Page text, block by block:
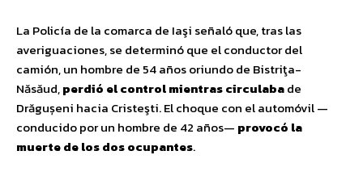
La Policía de la comarca de Iaşi señaló que, tras las
averiguaciones, se determinó que el conductor del
camión, un hombre de 54 años oriundo de Bistriţa-
Năsăud,perdió el control mientras circulabade
Drăgușeni hacia Cristeşti. El choque con el automóvil —
conducido por un hombre de 42 años— provocó la
muerte de los dos ocupantes.